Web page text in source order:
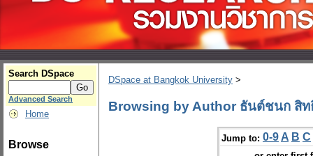
Search DSpace
Advanced Search
Home
Browse
DSpace at Bangkok University >
Browsing by Author ธันต์ชนก สิ
Jump to: 0-9 A B C